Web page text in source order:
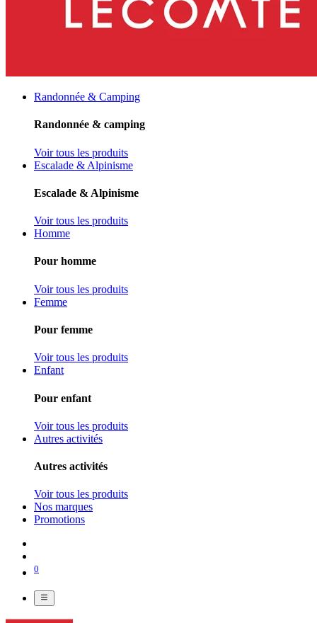
Randonnée & Camping
Randonnée & camping
Voir tous les produits
Escalade & Alpinisme
Escalade & Alpinisme
Voir tous les produits
Homme
Pour homme
Voir tous les produits
Femme
Pour femme
Voir tous les produits
Enfant
Pour enfant
Voir tous les produits
Autres activités
Autres activités
Voir tous les produits
Nos marques
Promotions
0